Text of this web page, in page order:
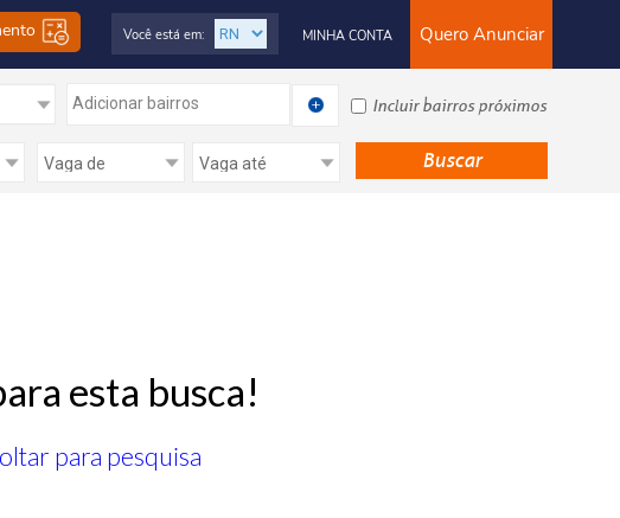
Quero Anunciar
MINHA CONTA
Você está em:
Adicionar bairros Incluir bairros próximos
esta busca!
para pesquisa